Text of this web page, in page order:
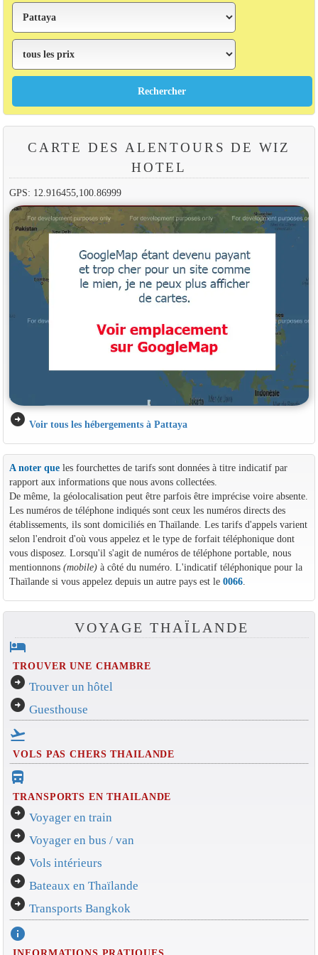
CARTE DES ALENTOURS DE WIZ
HOTEL
GPS: 12.916455,100.86999
arrow_circle_right Voir tous les hébergements à Pattaya
A noter queles fourchettes de tarifs sont données à titre indicatif par
rapport aux informations que nous avons collectées.
De même, la géolocalisation peut être parfois être imprécise voire absente.
Les numéros de téléphone indiqués sont ceux les numéros directs des
établissements, ils sont domiciliés en Thaïlande. Les tarifs d'appels varient
selon l'endroit d'où vous appelez et le type de forfait téléphonique dont
vous disposez. Lorsqu'il s'agit de numéros de téléphone portable, nous
mentionnons (mobile)à côté du numéro. L'indicatif téléphonique pour la
Thaïlande si vous appelez depuis un autre pays est le 0066.
VOYAGE THAÏLANDE
hotel
TROUVER UNE CHAMBRE
arrow_circle_right Trouver un hôtel
arrow_circle_right Guesthouse
flight_takeoff
VOLS PAS CHERS THAILANDE
directions_bus_filled
TRANSPORTS EN THAILANDE
arrow_circle_right Voyager en train
arrow_circle_right Voyager en bus / van
arrow_circle_right Vols intérieurs
arrow_circle_right Bateaux en Thaïlande
arrow_circle_right Transports Bangkok
info